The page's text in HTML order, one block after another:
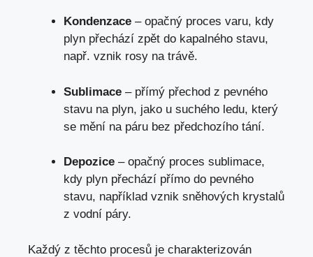
Kondenzace – opačný proces varu, kdy
plyn přechází zpět do kapalného stavu,
např. vznik rosy na trávě.
Sublimace – přímý přechod z pevného
stavu na plyn, jako u suchého ledu, který
se mění na páru bez předchozího tání.
Depozice – opačný proces sublimace,
kdy plyn přechází přímo do pevného
stavu, například vznik sněhových krystalů
z vodní páry.
Každý z těchto procesů je charakterizován